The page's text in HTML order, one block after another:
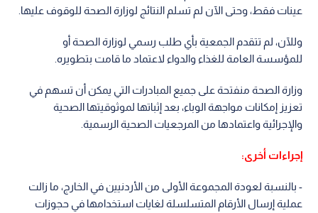
عينات فقط، وحتى الآن لم تسلم النتائج لوزارة الصحة للوقوف عليها.
وللآن، لم تتقدم الجمعية بأي طلب رسمي لوزارة الصحة أو
للمؤسسة العامة للغذاء والدواء لاعتماد ما قامت بتطويره.
وزارة الصحة منفتحة على جميع المبادرات التي يمكن أن تسهم في
تعزيز إمكانات مواجهة الوباء، بعد إثباتها لموثوقيتها الصحية
والإجرائية واعتمادها من المرجعيات الصحية الرسمية.
إجراءات أخرى:
- بالنسبة لعودة المجموعة الأولى من الأردنيين في الخارج، ما زالت
عملية إرسال الأرقام المتسلسلة لغايات استخدامها في حجوزات